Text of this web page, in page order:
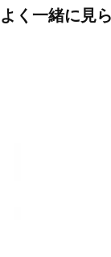
※ブラウザやお使い
色味が若干異なる場
■メーカー型番：TA-
よく一緒に見